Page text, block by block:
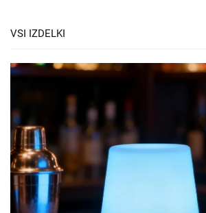
VSI IZDELKI